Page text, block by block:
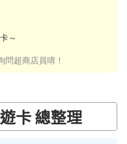
～
問超商店員唷！
卡 總整理